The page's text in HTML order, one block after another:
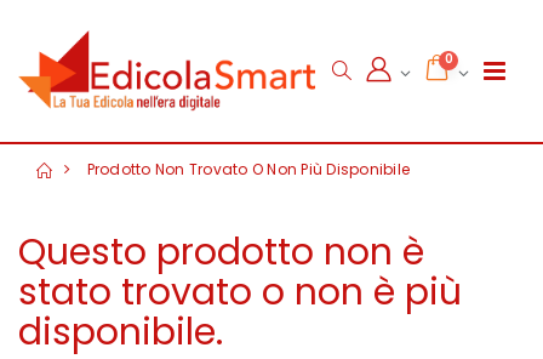
0
Prodotto Non Trovato O Non Più Disponibile
Questo prodotto non è
stato trovato o non è più
disponibile.